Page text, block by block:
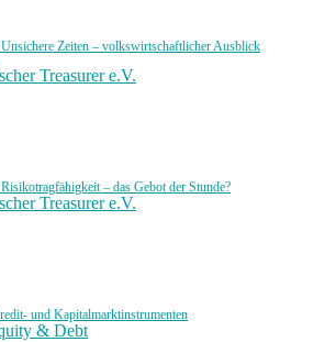
Zeiten – volkswirtschaftlicher Ausblick
Treasurer e.V.
– das Gebot der Stunde?
Treasurer e.V.
und Kapitalmarktinstrumenten
& Debt